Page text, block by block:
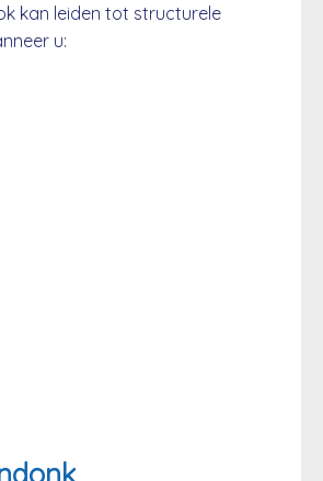
kan leiden tot structurele
u: